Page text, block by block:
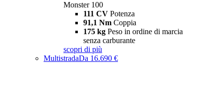
Monster 100
111 CV Potenza
91,1 Nm Coppia
175 kg Peso in ordine di marcia
senza carburante
scopri di più
MultistradaDa 16.690 €